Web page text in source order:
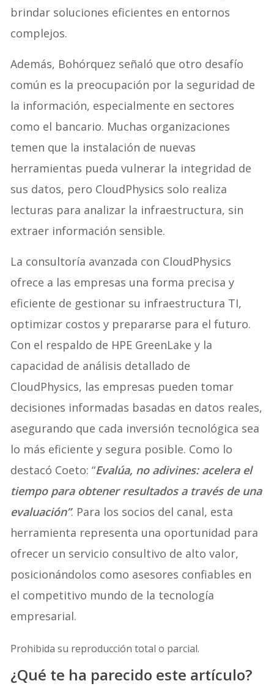
brindar soluciones eficientes en entornos
complejos.
Además, Bohórquez señaló que otro desafío
común es la preocupación por la seguridad de
la información, especialmente en sectores
como el bancario. Muchas organizaciones
temen que la instalación de nuevas
herramientas pueda vulnerar la integridad de
sus datos, pero CloudPhysics solo realiza
lecturas para analizar la infraestructura, sin
extraer información sensible.
La consultoría avanzada con CloudPhysics
ofrece a las empresas una forma precisa y
eficiente de gestionar su infraestructura TI,
optimizar costos y prepararse para el futuro.
Con el respaldo de HPE GreenLake y la
capacidad de análisis detallado de
CloudPhysics, las empresas pueden tomar
decisiones informadas basadas en datos reales,
asegurando que cada inversión tecnológica sea
lo más eficiente y segura posible. Como lo
destacó Coeto: “Evalúa, no adivines: acelera el
tiempo para obtener resultados a través de una
evaluación”. Para los socios del canal, esta
herramienta representa una oportunidad para
ofrecer un servicio consultivo de alto valor,
posicionándolos como asesores confiables en
el competitivo mundo de la tecnología
empresarial.
Prohibida su reproducción total o parcial.
¿Qué te ha parecido este artículo?